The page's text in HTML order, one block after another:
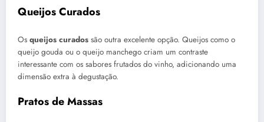
Queijos Curados
Os queijos curados são outra excelente opção. Queijos como o
queijo gouda ou o queijo manchego criam um contraste
interessante com os sabores frutados do vinho, adicionando uma
dimensão extra à degustação.
Pratos de Massas